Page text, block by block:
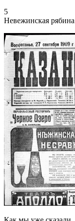
5
Невежинская рябина